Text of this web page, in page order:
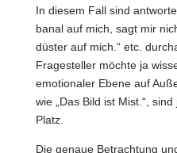
In diesem Fall sind
banal auf mich, sagt mir
düster auf mich.“ etc.
Fragesteller möchte ja
emotionaler Ebene auf
wie „Das Bild ist Mist.“,
Platz.
Die genaue Betrachtung